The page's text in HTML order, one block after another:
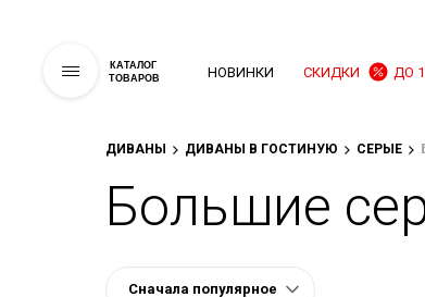
КАТАЛОГ
ТОВАРОВ
НОВИНКИ СКИДКИ ДО
ДИВАНЫ ДИВАНЫ В ГОСТИНУЮ СЕРЫЕ
Большие